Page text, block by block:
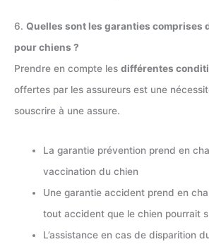
6. Quelles sont les garanties comprises
pour chiens ?
Prendre en compte les différentes
offertes par les assureurs est une
souscrire à une assure.
La garantie prévention prend en
vaccination du chien
Une garantie accident prend en
tout accident que le chien pourrait
L’assistance en cas de disparition